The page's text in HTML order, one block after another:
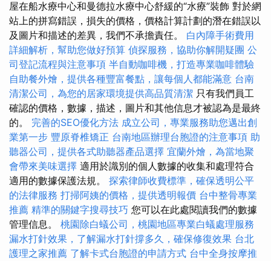
屋在船水療中心和曼德拉水療中心舒緩的“水療”裝飾 對於網
站上的拼寫錯誤，損失的價格，價格計算計劃的潛在錯誤以
及圖片和描述的差異，我們不承擔責任。 白內障手術費用
詳細解析，幫助您做好預算 偵探服務，協助你解開疑團 公
司登記流程與注意事項 半自動咖啡機，打造專業咖啡體驗
自助餐外燴，提供各種豐富餐點，讓每個人都能滿意 台南
清潔公司，為您的居家環境提供高品質清潔 只有我們員工
確認的價格，數據，描述，圖片和其他信息才被認為是最終
的。 完善的SEO優化方法 成立公司，專業服務助您邁出創
業第一步 豐原脊椎矯正 台南地區辦理台胞證的注意事項 助
聽器公司，提供各式助聽器產品選擇 宜蘭外燴，為當地聚
會帶來美味選擇 適用於識別的個人數據的收集和處理符合
適用的數據保護法規。 探索律師收費標準，確保透明公平
的法律服務 打掃阿姨的價格，提供透明報價 台中整骨專業
推薦 精準的關鍵字搜尋技巧 您可以在此處閱讀我們的數據
管理信息。 桃園除白蟻公司，桃園地區專業白蟻處理服務
漏水打針效果，了解漏水打針撐多久，確保修復效果 台北
護理之家推薦 了解卡式台胞證的申請方式 台中全身按摩推